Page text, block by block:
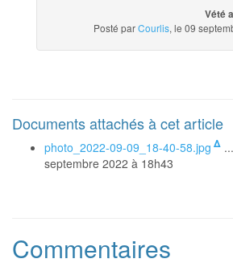
Vété
Posté parCourlis, le 09
Documents attachés à cet article
photo_2022-09-09_18-40-58.jpg Δ
septembre 2022 à 18h43
Commentaires